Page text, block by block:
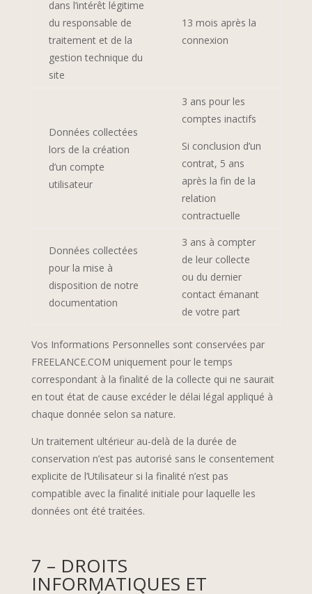
dans l’intérêt légitime
du responsable de
traitement et de la
gestion technique du
site
13 mois après la
connexion
Données collectées
lors de la création
d’un compte
utilisateur
3 ans pour les
comptes inactifs
Si conclusion d’un
contrat, 5 ans
après la fin de la
relation
contractuelle
Données collectées
pour la mise à
disposition de notre
documentation
3 ans à compter
de leur collecte
ou du dernier
contact émanant
de votre part
Vos Informations Personnelles sont conservées par
FREELANCE.COM uniquement pour le temps
correspondant à la finalité de la collecte qui ne saurait
en tout état de cause excéder le délai légal appliqué à
chaque donnée selon sa nature.
Un traitement ultérieur au-delà de la durée de
conservation n’est pas autorisé sans le consentement
explicite de l’Utilisateur si la finalité n’est pas
compatible avec la finalité initiale pour laquelle les
données ont été traitées.
7 – DROITS
INFORMATIQUES ET